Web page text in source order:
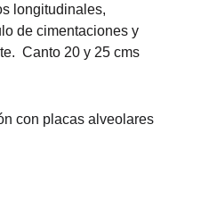
longitudinales,
de cimentaciones y
Canto 20 y 25 cms